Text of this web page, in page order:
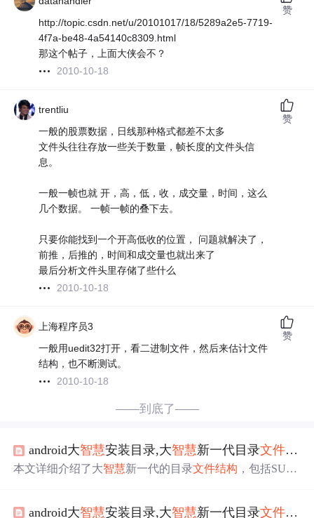
http://topic.csdn.net/u/20101017/18/5289a2e5-7719-
4f7a-be48-4a54140c8309.html
那这个帖子，上面大侠会不？
2010-10-18
赞
trentliu
一般的股票数据，日线那种格式都差不太多
文件头往往存放一些关于数量，帧长度的文件头信
息。
一般一帧也就 开，高，低，收，成交量，时间，这么
几个数据。 一帧一帧的叠下去。
只要你能找到一个开高低收的位置， 问题就解决了，
前推，后推的，时间和成交量也就出来了
最后分析文件头里存储了些什么
2010-10-18
赞
上海程序员3
一般用uedit32打开，看二进制文件，然后来估计文件
结构，也不断测试。
2010-10-18
赞
——到底了——
android大智慧安装目录,大智慧新一代目录文件结构
本文详细介绍了大智慧新一代的目录文件结构 ，包括SUPE
自选股、DATA存数据等，同时介绍了大智慧365文件结构
android大智慧安装目录,大智慧新一代目录文件结构